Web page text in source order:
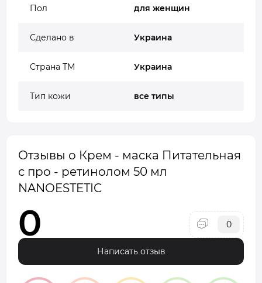
Пол для женщин
Сделано в Украина
Страна ТМ Украина
Тип кожи все типы
Отзывы о Крем - маска Питательная
с про - ретинолом 50 мл
NANOESTETIC
0 0
Написать отзыв